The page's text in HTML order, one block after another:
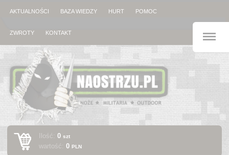
AKTUALNOŚCI BAZA WIEDZY HURT POMOC
ZWROTY KONTAKT
Ilość:0szt
wartość:0PLN